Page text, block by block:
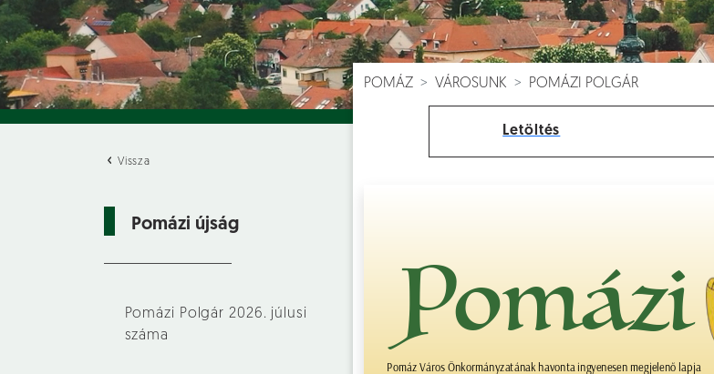
Vissza
Pomázi újság
Pomázi Polgár 2026. júlusi
száma
POMÁZ VÁROSUNK POMÁZI POLGÁR
Letöltés